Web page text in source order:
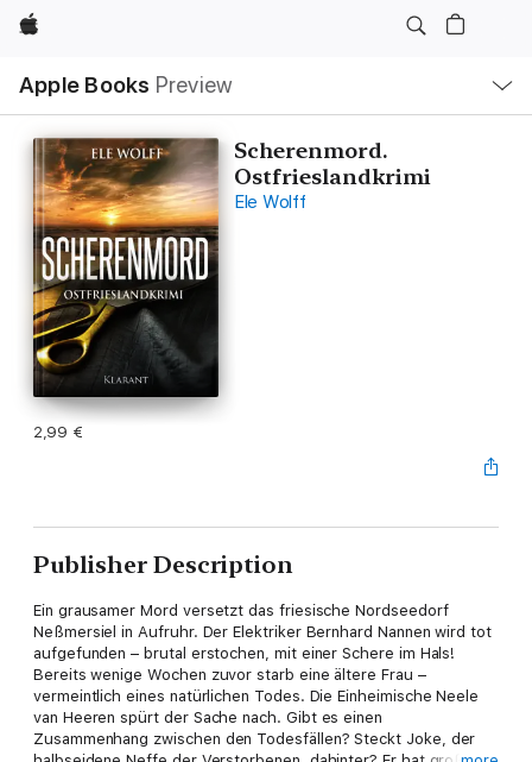
Apple
Apple Books Preview
Nav
Open
Menu
Scherenmord.
Ostfrieslandkrimi
Ele Wolff
2,99 €
Publisher Description
Ein grausamer Mord versetzt das friesische Nordseedorf
Neßmersiel in Aufruhr. Der Elektriker Bernhard Nannen wird tot
aufgefunden – brutal erstochen, mit einer Schere im Hals!
Bereits wenige Wochen zuvor starb eine ältere Frau –
vermeintlich eines natürlichen Todes. Die Einheimische Neele
van Heeren spürt der Sache nach. Gibt es einen
Zusammenhang zwischen den Todesfällen? Steckt Joke, der